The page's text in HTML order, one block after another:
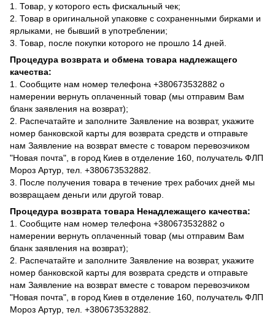
1. Товар, у которого есть фискальный чек;
2. Товар в оригинальной упаковке с сохраненными бирками и
ярлыками, не бывший в употреблении;
3. Товар, после покупки которого не прошло 14 дней.
Процедура возврата и обмена товара надлежащего
качества:
1. Сообщите нам номер телефона +380673532882 о
намерении вернуть оплаченный товар (мы отправим Вам
бланк заявления на возврат);
2. Распечатайте и заполните Заявление на возврат, укажите
номер банковской карты для возврата средств и отправьте
нам Заявление на возврат вместе с товаром перевозчиком
"Новая почта", в город Киев в отделение 160, получатель ФЛП
Мороз Артур, тел. +380673532882.
3. После получения товара в течение трех рабочих дней мы
возвращаем деньги или другой товар.
Процедура возврата товара Ненадлежащего качества:
1. Сообщите нам номер телефона +380673532882 о
намерении вернуть оплаченный товар (мы отправим Вам
бланк заявления на возврат);
2. Распечатайте и заполните Заявление на возврат, укажите
номер банковской карты для возврата средств и отправьте
нам Заявление на возврат вместе с товаром перевозчиком
"Новая почта", в город Киев в отделение 160, получатель ФЛП
Мороз Артур, тел. +380673532882.